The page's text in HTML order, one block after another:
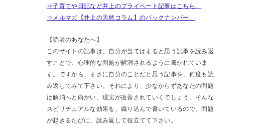
⇒子育てや日記など井上のプライベート記事はこちら。
⇒メルマガ【井上の天然コラム】のバックナンバー。
【読者のあなたへ】
このサイトの記事は、自分が当てはまると思う記事を読み返
すことで、心理的な問題が解消されるように書かれていま
す。ですから、まさに自分のことだと思う記事を、何度も読
み返してみて下さい。それにより、少なからずあなたの問題
は解消へと向かい、現実が改善されていくでしょう。そんな
スピリチュアルな効果を、織り込んで書いているので、問題
が起きるたびに、読み返して役立てて下さい。